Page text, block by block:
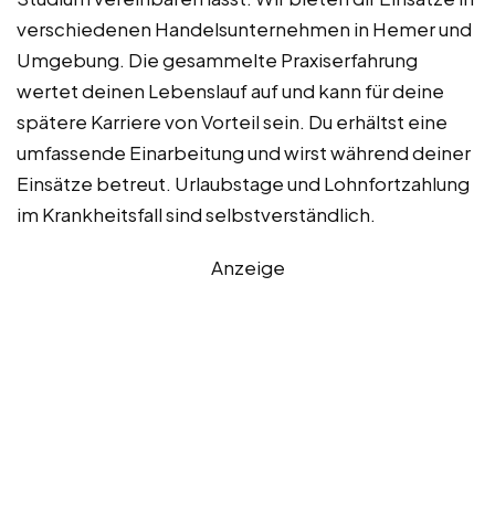
verschiedenen Handelsunternehmen in Hemer und
Umgebung. Die gesammelte Praxiserfahrung
wertet deinen Lebenslauf auf und kann für deine
spätere Karriere von Vorteil sein. Du erhältst eine
umfassende Einarbeitung und wirst während deiner
Einsätze betreut. Urlaubstage und Lohnfortzahlung
im Krankheitsfall sind selbstverständlich.
Anzeige